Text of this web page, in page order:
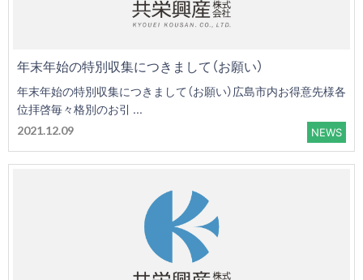
年末年始の特別収集につきまして（お願い）
年末年始の特別収集につきまして（お願い）広島市内お得意先様各
位拝啓毎々格別のお引 ...
2021.12.09 NEWS